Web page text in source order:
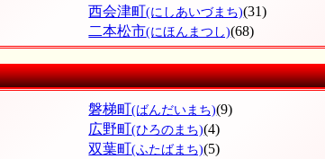
西会津町(にしあいづまち)(31)
二本松市(にほんまつし)(68)
磐梯町(ばんだいまち)(9)
広野町(ひろのまち)(4)
双葉町(ふたばまち)(5)